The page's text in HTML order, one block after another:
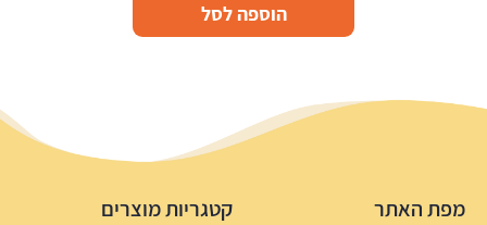
הוספה לסל
מפת האתר קטגריות מוצרים